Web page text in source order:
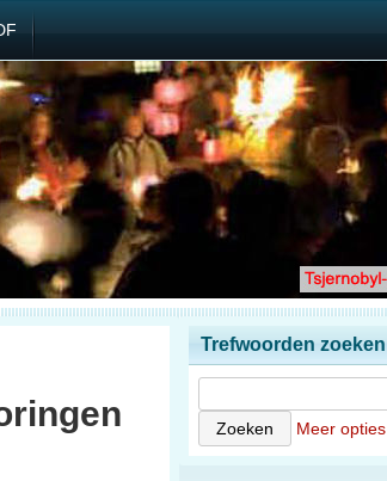
Trefwoorden zoeken
Meer opties